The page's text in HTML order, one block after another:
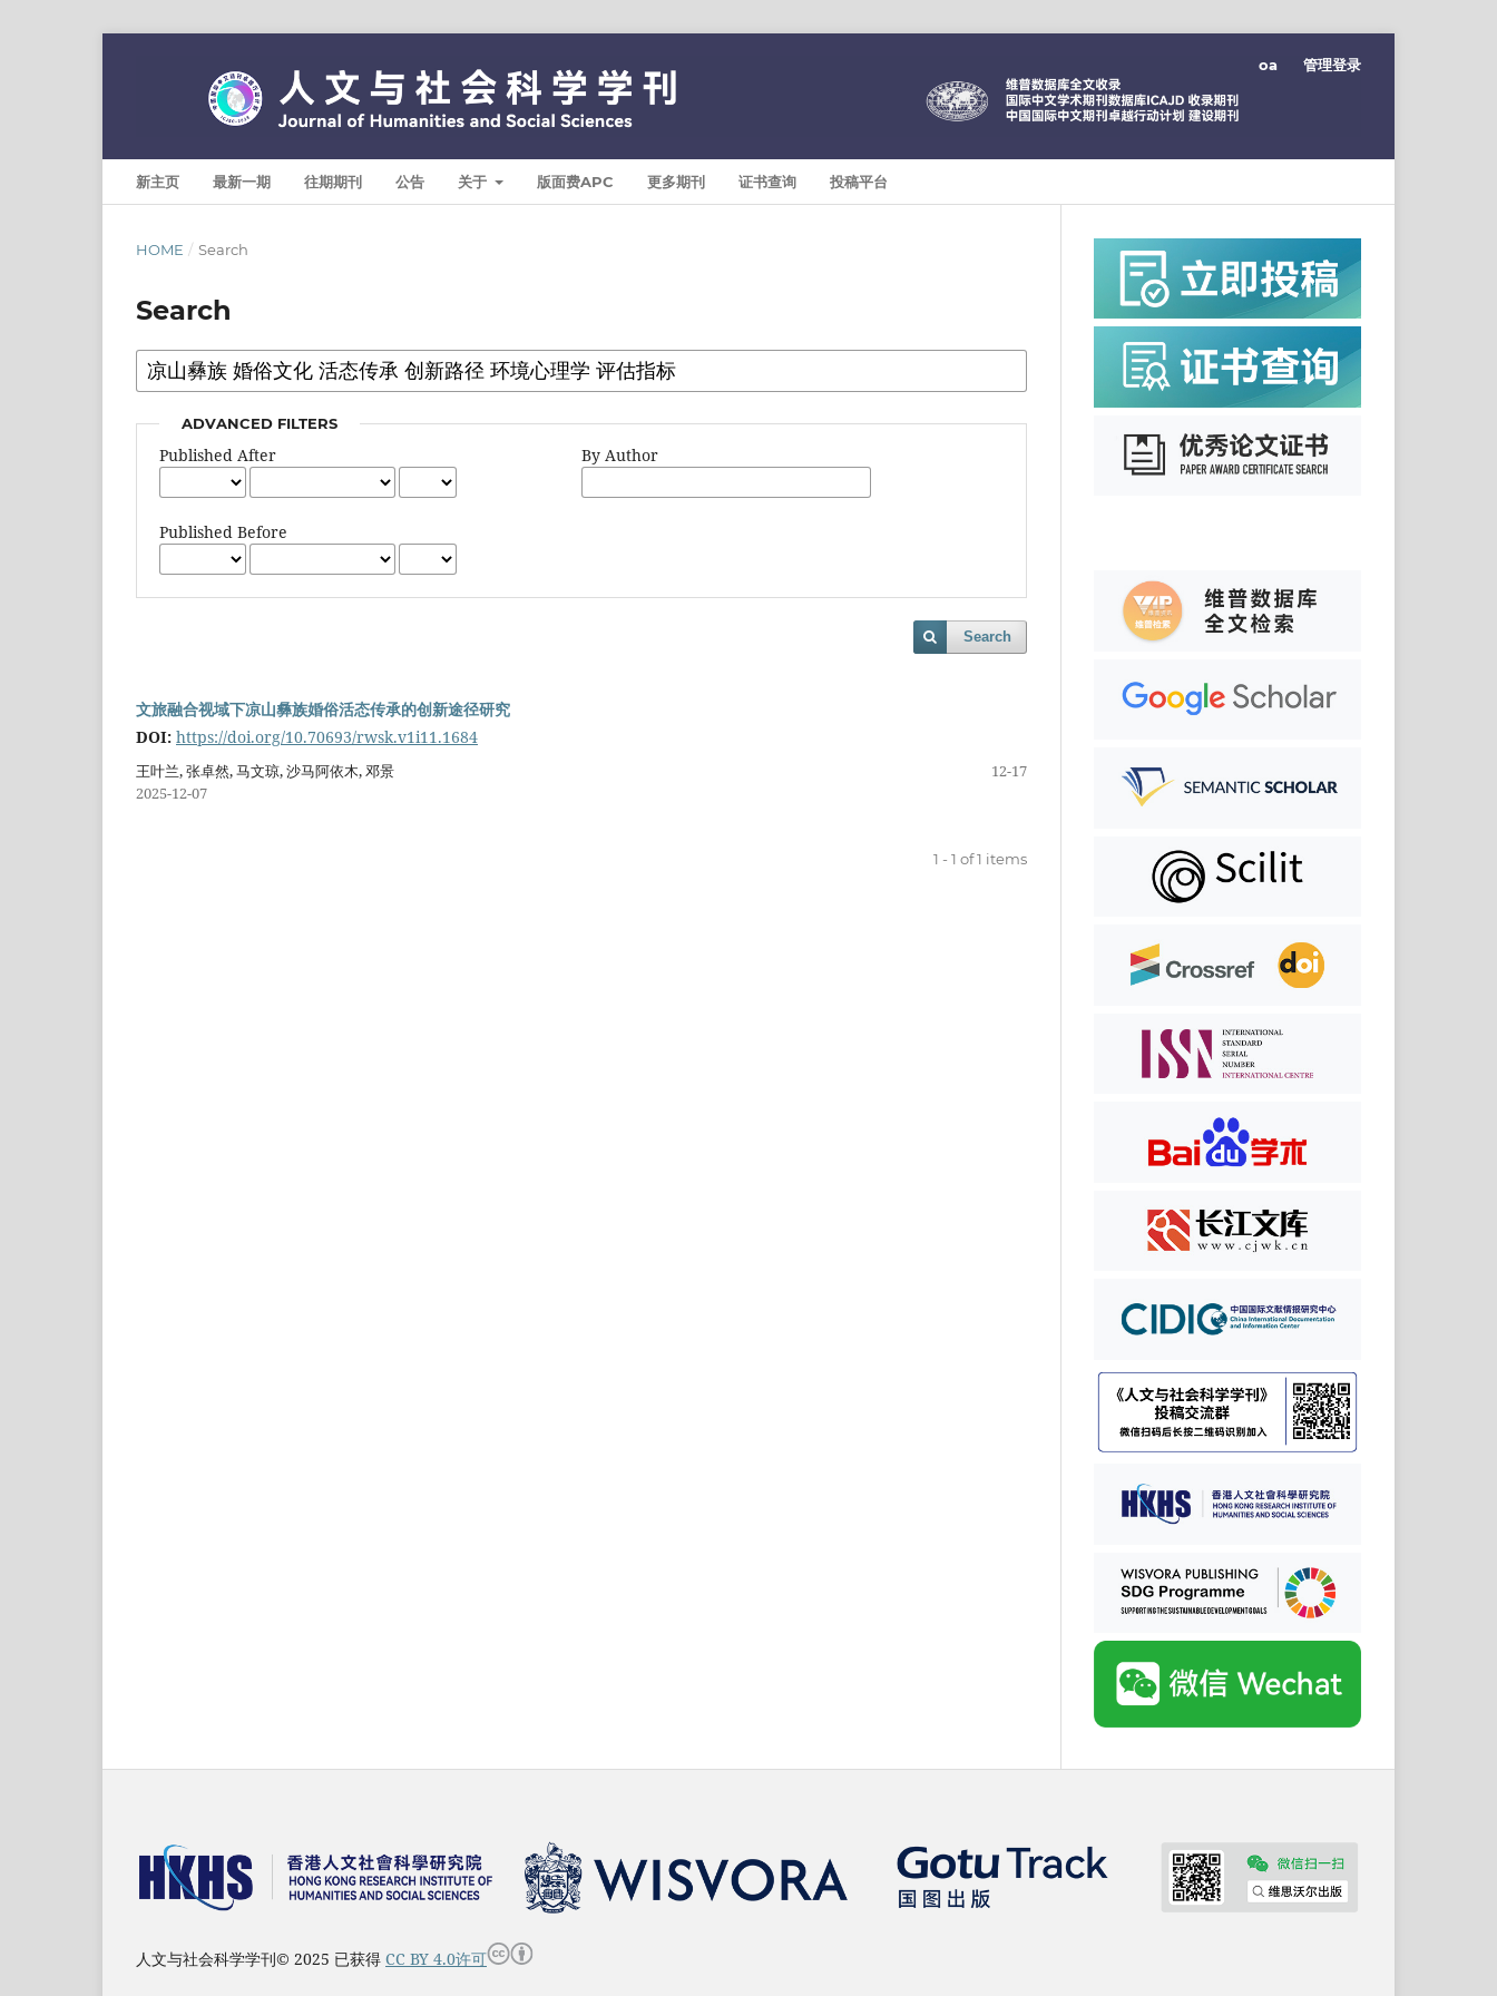
新主页 最新一期 往期期刊 公告 关于 版面费APC 更多期刊 证书查询 投稿平台
oa 管理登录
HOME / Search
Search
ADVANCED FILTERS
Published After
Published Before
By Author
Search
文旅融合视域下凉山彝族婚俗活态传承的创新途径研究
DOI: https://doi.org/10.70693/rwsk.v1i11.1684
王叶兰, 张卓然, 马文琼, 沙马阿依木, 邓景
12-17
2025-12-07
1 - 1 of 1 items
人文与社会科学学刊© 2025 已获得 CC BY 4.0许可